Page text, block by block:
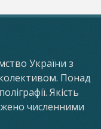
України з
Понад
Якість
численними